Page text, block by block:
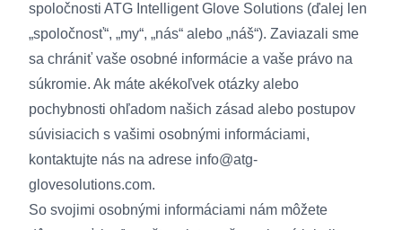
spoločnosti ATG Intelligent Glove Solutions (ďalej len
„spoločnosť“, „my“, „nás“ alebo „náš“). Zaviazali sme
sa chrániť vaše osobné informácie a vaše právo na
súkromie. Ak máte akékoľvek otázky alebo
pochybnosti ohľadom našich zásad alebo postupov
súvisiacich s vašimi osobnými informáciami,
kontaktujte nás na adrese info@atg-
glovesolutions.com.
So svojimi osobnými informáciami nám môžete